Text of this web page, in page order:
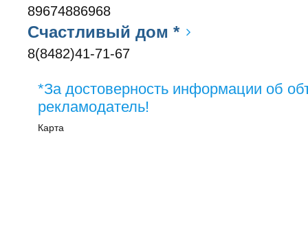
89674886968
Счастливый дом *
8(8482)41-71-67
*За достоверность информации об
рекламодатель!
Карта